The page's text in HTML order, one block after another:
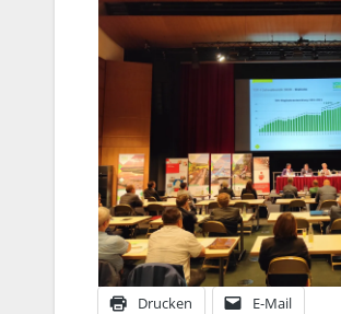
Drucken E-Mail